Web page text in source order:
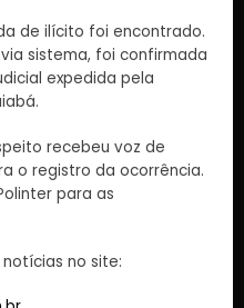
de ilícito foi encontrado.
sistema, foi confirmada
expedida pela
recebeu voz de
o registro da ocorrência.
para as
no site: